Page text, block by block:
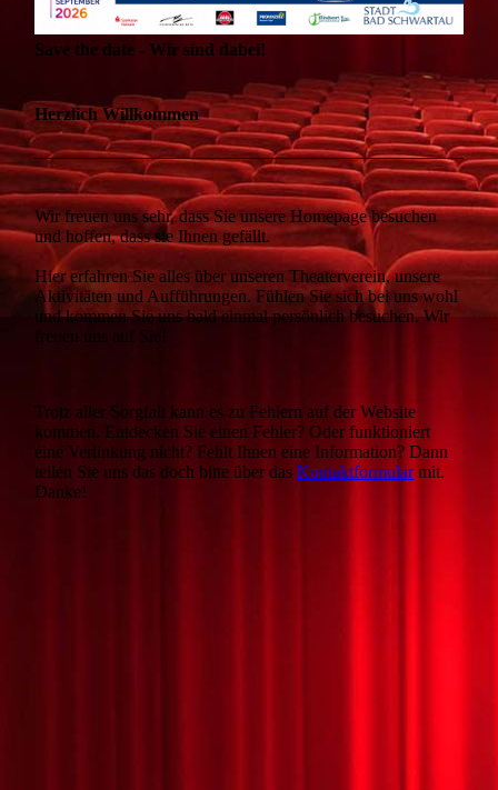
Save the date - Wir sind dabei!
Herzlich Willkommen
Wir freuen uns sehr, dass Sie unsere Homepage besuchen
und hoffen, dass sie Ihnen gefällt.
Hier erfahren Sie alles über unseren Theaterverein, unsere
Aktivitäten und Aufführungen. Fühlen Sie sich bei uns wohl
und kommen Sie uns bald einmal persönlich besuchen. Wir
freuen uns auf Sie!
Trotz aller Sorgfalt kann es zu Fehlern auf der Website
kommen. Entdecken Sie einen Fehler? Oder funktioniert
eine Verlinkung nicht? Fehlt Ihnen eine Information? Dann
teilen Sie uns das doch bitte über dasKontaktformularmit.
Danke!